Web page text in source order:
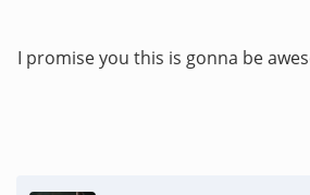
I promise you this is gonna be